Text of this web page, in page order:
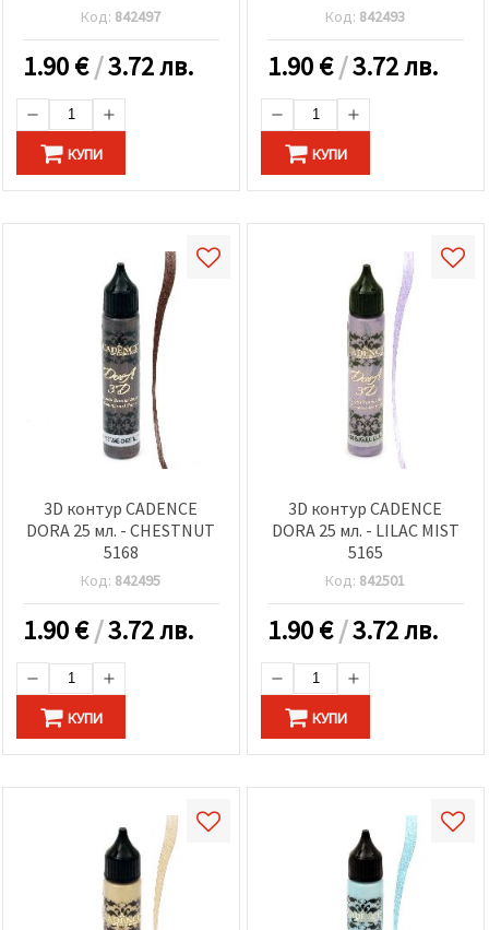
Код: 842497
1.90€/3.72 лв.
КУПИ
Код: 842493
1.90€/3.72 лв.
КУПИ
3D контур CADENCE
DORA 25 мл. - CHESTNUT
5168
Код: 842495
1.90€/3.72 лв.
КУПИ
3D контур CADENCE
DORA 25 мл. - LILAC MIST
5165
Код: 842501
1.90€/3.72 лв.
КУПИ